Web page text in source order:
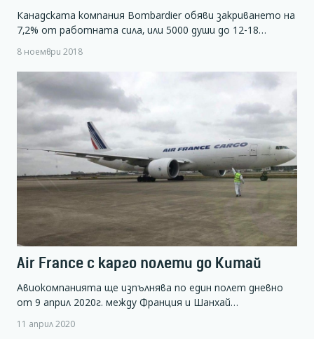
Канадската компания Bombardier обяви закриването на
7,2% от работната сила, или 5000 души до 12-18…
8 ноември 2018
Air France с карго полети до Китай
Авиокомпанията ще изпълнява по един полет дневно
от 9 април 2020г. между Франция и Шанхай…
11 април 2020